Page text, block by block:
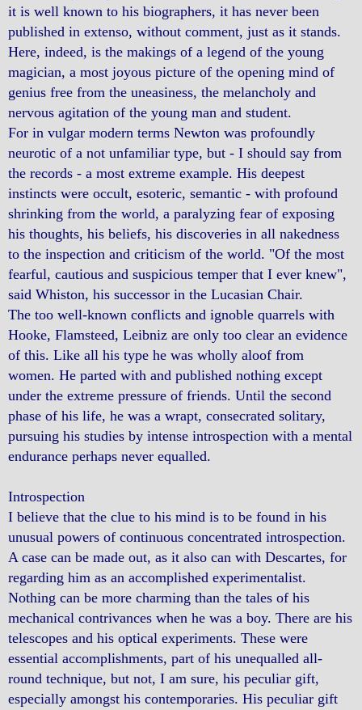
it is well known to his biographers, it has never been
published in extenso, without comment, just as it stands.
Here, indeed, is the makings of a legend of the young
magician, a most joyous picture of the opening mind of
genius free from the uneasiness, the melancholy and
nervous agitation of the young man and student.
For in vulgar modern terms Newton was profoundly
neurotic of a not unfamiliar type, but - I should say from
the records - a most extreme example. His deepest
instincts were occult, esoteric, semantic - with profound
shrinking from the world, a paralyzing fear of exposing
his thoughts, his beliefs, his discoveries in all nakedness
to the inspection and criticism of the world. "Of the most
fearful, cautious and suspicious temper that I ever knew",
said Whiston, his successor in the Lucasian Chair.
The too well-known conflicts and ignoble quarrels with
Hooke, Flamsteed, Leibniz are only too clear an evidence
of this. Like all his type he was wholly aloof from
women. He parted with and published nothing except
under the extreme pressure of friends. Until the second
phase of his life, he was a wrapt, consecrated solitary,
pursuing his studies by intense introspection with a mental
endurance perhaps never equalled.
Introspection
I believe that the clue to his mind is to be found in his
unusual powers of continuous concentrated introspection.
A case can be made out, as it also can with Descartes, for
regarding him as an accomplished experimentalist.
Nothing can be more charming than the tales of his
mechanical contrivances when he was a boy. There are his
telescopes and his optical experiments. These were
essential accomplishments, part of his unequalled all-
round technique, but not, I am sure, his peculiar gift,
especially amongst his contemporaries. His peculiar gift